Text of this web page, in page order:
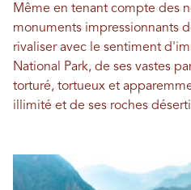
Même en tenant compte des
monuments impressionnants
rivaliser avec le sentiment
National Park, de ses vastes
torturé, tortueux et
illimité et de ses roches